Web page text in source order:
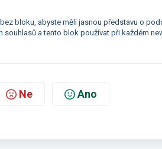
bloku, abyste měli jasnou představu o
souhlasů a tento blok používat při každém
Ne Ano